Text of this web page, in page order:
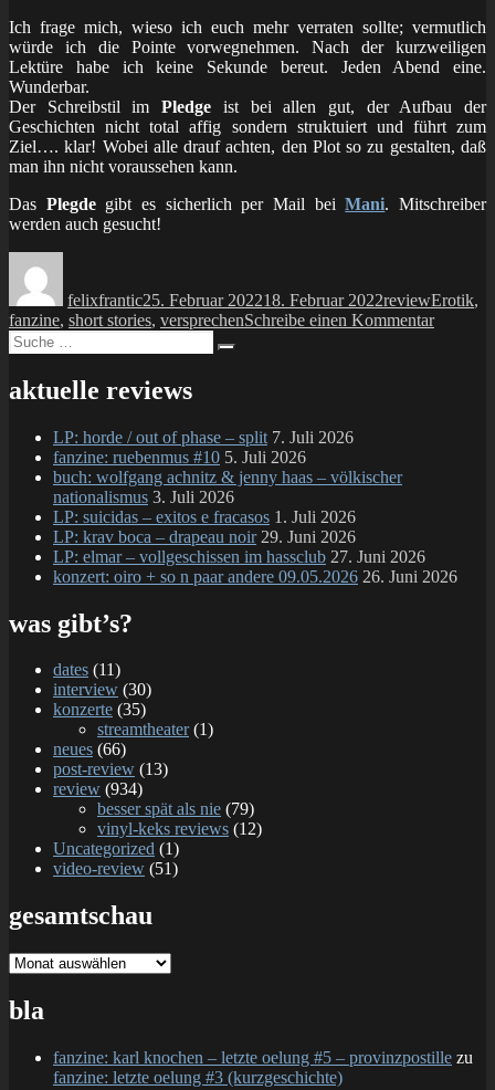
Ich frage mich, wieso ich euch mehr verraten sollte; vermutlich
würde ich die Pointe vorwegnehmen. Nach der kurzweiligen
Lektüre habe ich keine Sekunde bereut. Jeden Abend eine.
Wunderbar.
Der Schreibstil imPledge ist bei allen gut, der Aufbau der
Geschichten nicht total affig sondern struktuiert und führt zum
Ziel…. klar! Wobei alle drauf achten, den Plot so zu gestalten, daß
man ihn nicht voraussehen kann.
Das Plegdegibt es sicherlich per Mail beiMani. Mitschreiber
werden auch gesucht!
felixfrantic25. Februar 202218. Februar 2022reviewErotik,
fanzine, short stories, versprechenSchreibe einen Kommentarzu
Suche
nach:
aktuelle reviews
LP: horde / out of phase – split 7. Juli 2026
fanzine: ruebenmus #10 5. Juli 2026
buch: wolfgang achnitz & jenny haas – völkischer
nationalismus 3. Juli 2026
LP: suicidas – exitos e fracasos 1. Juli 2026
LP: krav boca – drapeau noir 29. Juni 2026
LP: elmar – vollgeschissen im hassclub 27. Juni 2026
konzert: oiro + so n paar andere 09.05.2026 26. Juni 2026
was gibt’s?
dates (11)
interview (30)
konzerte (35)
streamtheater(1)
neues (66)
post-review (13)
review (934)
besser spät als nie (79)
vinyl-keks reviews (12)
Uncategorized (1)
video-review (51)
gesamtschau
gesamtschau
bla
fanzine: karl knochen – letzte oelung #5 – provinzpostille zu
fanzine: letzte oelung #3 (kurzgeschichte)